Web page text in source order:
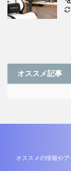
オススメ記事
オススメの情報や